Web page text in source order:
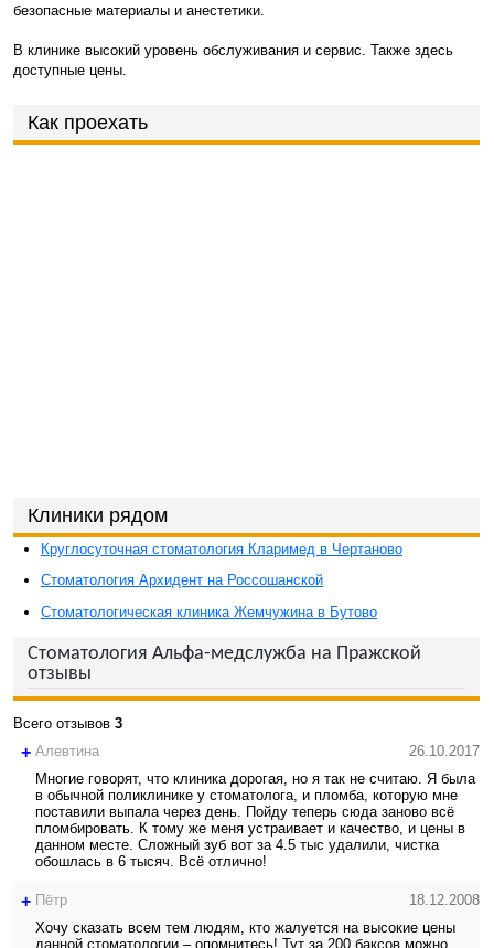
безопасные материалы и анестетики.
В клинике высокий уровень обслуживания и сервис. Также здесь
доступные цены.
Как проехать
Клиники рядом
Круглосуточная стоматология Кларимед в Чертаново
Стоматология Архидент на Россошанской
Стоматологическая клиника Жемчужина в Бутово
Стоматология Альфа-медслужба на Пражской
отзывы
Всего отзывов 3
+ Алевтина
26.10.2017
Многие говорят, что клиника дорогая, но я так не считаю. Я была
в обычной поликлинике у стоматолога, и пломба, которую мне
поставили выпала через день. Пойду теперь сюда заново всё
пломбировать. К тому же меня устраивает и качество, и цены в
данном месте. Сложный зуб вот за 4.5 тыс удалили, чистка
обошлась в 6 тысяч. Всё отлично!
+ Пётр
18.12.2008
Хочу сказать всем тем людям, кто жалуется на высокие цены
данной стоматологии – опомнитесь! Тут за 200 баксов можно